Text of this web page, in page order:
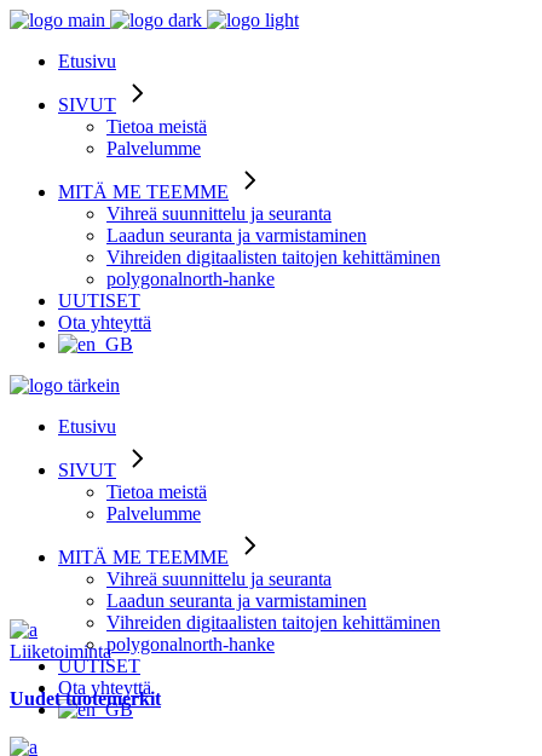
Etusivu
SIVUT
Tietoa meistä
Palvelumme
MITÄ ME TEEMME
Vihreä suunnittelu ja seuranta
Laadun seuranta ja varmistaminen
Vihreiden digitaalisten taitojen kehittäminen
polygonalnorth-hanke
UUTISET
Ota yhteyttä
Etusivu
SIVUT
Tietoa meistä
Palvelumme
MITÄ ME TEEMME
Vihreä suunnittelu ja seuranta
Laadun seuranta ja varmistaminen
Vihreiden digitaalisten taitojen kehittäminen
polygonalnorth-hanke
UUTISET
Ota yhteyttä
Liiketoiminta
Uudet tuotemerkit